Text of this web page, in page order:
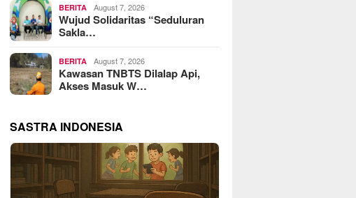
BERITA August 7, 2026
Wujud Solidaritas “Seduluran
Sakla…
BERITA August 7, 2026
Kawasan TNBTS Dilalap Api,
Akses Masuk W…
SASTRA INDONESIA